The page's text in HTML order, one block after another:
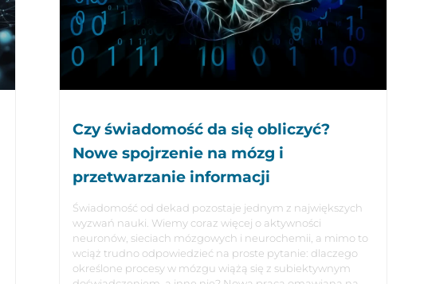
Czy świadomość da się obliczyć?
Nowe spojrzenie na mózg i
przetwarzanie informacji
Świadomość od dekad pozostaje jednym z największych
wyzwań nauki. Wiemy coraz więcej o aktywności
neuronów, sieciach mózgowych i neurochemii, a mimo to
wciąż trudno odpowiedzieć na proste pytanie: dlaczego
określone procesy w mózgu wiążą się z subiektywnym